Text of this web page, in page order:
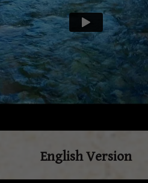
English Version